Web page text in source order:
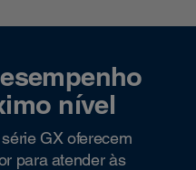
nível
GX oferecem
para atender às